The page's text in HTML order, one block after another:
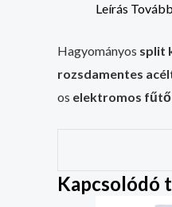
Leírás
Hagyományos split
rozsdamentes
os elektromos
Kapcsolódó